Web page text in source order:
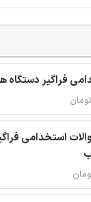
فراگیر دستگاه
استخدامی